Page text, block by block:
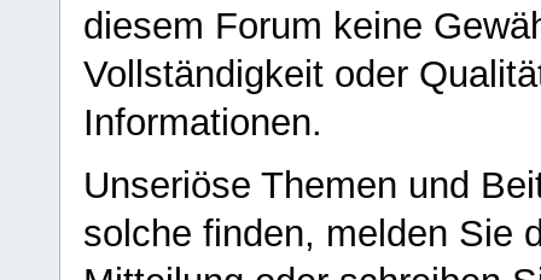
diesem Forum keine
Vollständigkeit oder
Informationen.
Unseriöse Themen und
solche finden, melden Sie